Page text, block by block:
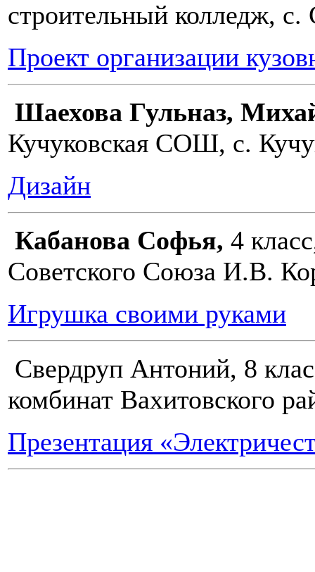
строительный колледж, с.
Проект организации
Шаехова Гульназ,
Кучуковская СОШ, с.
Дизайн
Кабанова Софья, 4
Советского Союза И.В.
Игрушка своими руками
Свердруп Антоний, 8
комбинат Вахитовского
Презентация